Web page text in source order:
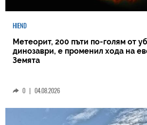
HIEND
Метеорит, 200 пъти по-голям от
динозаври, е променил хода на
Земята
0 | 04.08.2026